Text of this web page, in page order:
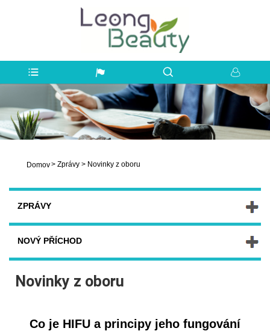
Domov> Zprávy > Novinky z oboru
ZPRÁVY
NOVÝ PŘÍCHOD
Novinky z oboru
Co je HIFU a principy jeho fungování